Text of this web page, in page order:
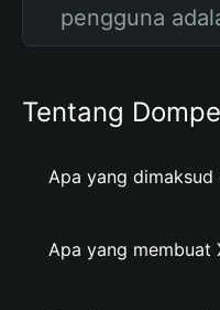
pengguna
Tentang
Apa yang dimaksud
Apa yang membuat